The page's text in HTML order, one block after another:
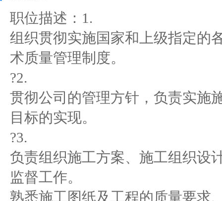
职位描述：1.
组织贯彻实施国家和上级指定的
术质量管理制度。
?2.
贯彻公司的管理方针，负责实施
目标的实现。
?3.
负责组织施工方案、施工组织设
监督工作。
熟悉施工图纸及工程的质量要求